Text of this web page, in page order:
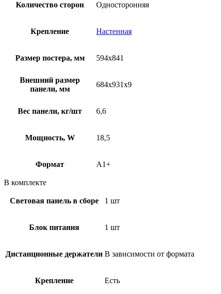
Количество сторон Односторонняя
Крепление Настенная
Размер постера, мм 594х841
Внешний размер
панели, мм
684х931х9
Вес панели, кг/шт 6,6
Мощность, W 18,5
Формат A1+
В комплекте
Световая панель в сборе 1 шт
Блок питания 1 шт
Дистанционные держатели В зависимости от формата
Крепление Есть